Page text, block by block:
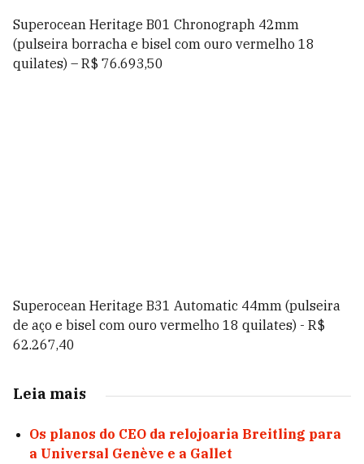
Superocean Heritage B01 Chronograph 42mm
(pulseira borracha e bisel com ouro vermelho 18
quilates) – R$ 76.693,50
Superocean Heritage B31 Automatic 44mm (pulseira
de aço e bisel com ouro vermelho 18 quilates) - R$
62.267,40
Leia mais
Os planos do CEO da relojoaria Breitling para
a Universal Genève e a Gallet